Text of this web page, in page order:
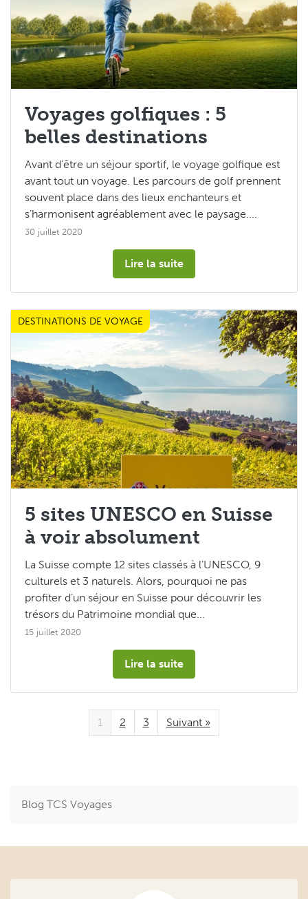
Les Tops 5
Voyages golfiques : 5
belles destinations
Avant d’être un séjour sportif, le voyage golfique est
avant tout un voyage. Les parcours de golf prennent
souvent place dans des lieux enchanteurs et
s’harmonisent agréablement avec le paysage....
30 juillet 2020
Lire la suite
DESTINATIONS DE VOYAGE
Les Tops 5
5 sites UNESCO en Suisse
à voir absolument
La Suisse compte 12 sites classés à l’UNESCO, 9
culturels et 3 naturels. Alors, pourquoi ne pas
profiter d’un séjour en Suisse pour découvrir les
trésors du Patrimoine mondial que...
15 juillet 2020
Lire la suite
1 2 3 Suivant »
Blog TCS Voyages